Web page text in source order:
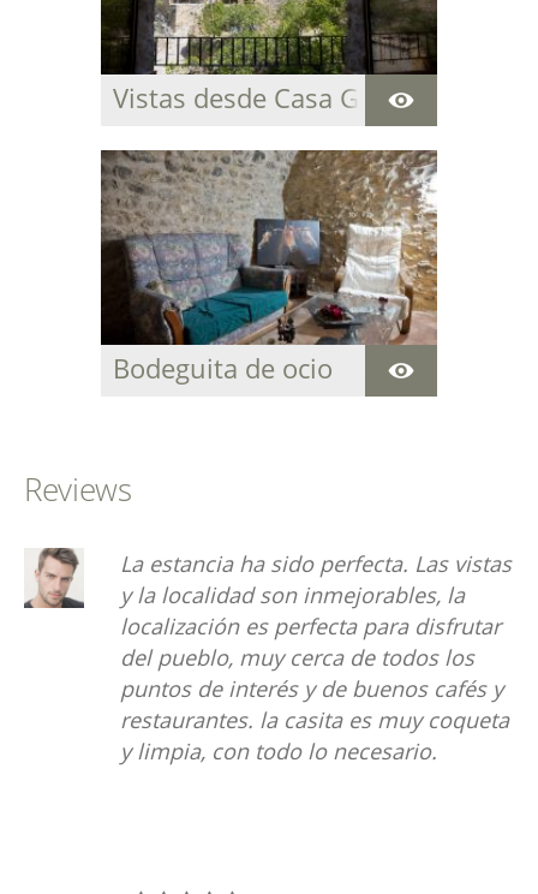
Vistas desde Casa Grabiel
Bodeguita de ocio
Reviews
La estancia ha sido perfecta. Las vistas
y la localidad son inmejorables, la
localización es perfecta para disfrutar
del pueblo, muy cerca de todos los
puntos de interés y de buenos cafés y
restaurantes. la casita es muy coqueta
y limpia, con todo lo necesario.